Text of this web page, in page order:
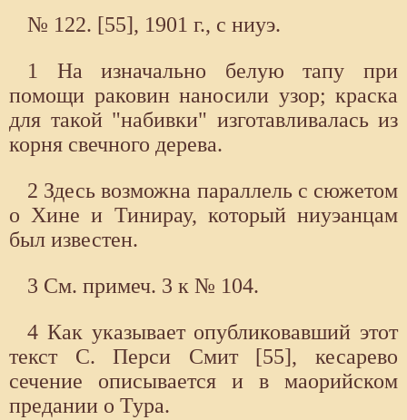
№ 122. [55], 1901 г., с ниуэ.
1 На изначально белую тапу при
помощи раковин наносили узор; краска
для такой "набивки" изготавливалась из
корня свечного дерева.
2 Здесь возможна параллель с сюжетом
о Хине и Тинирау, который ниуэанцам
был известен.
3 См. примеч. 3 к № 104.
4 Как указывает опубликовавший этот
текст С. Перси Смит [55], кесарево
сечение описывается и в маорийском
предании о Тура.